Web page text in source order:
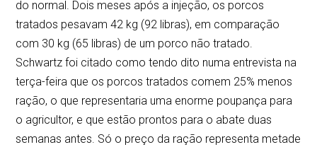
do normal. Dois meses após a injeção, os porcos
tratados pesavam 42 kg (92 libras), em comparação
com 30 kg (65 libras) de um porco não tratado.
Schwartz foi citado como tendo dito numa entrevista na
terça-feira que os porcos tratados comem 25% menos
ração, o que representaria uma enorme poupança para
o agricultor, e que estão prontos para o abate duas
semanas antes. Só o preço da ração representa metade